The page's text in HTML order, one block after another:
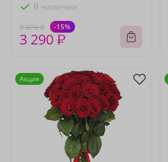
В наличии
3 870 ₽ -15%
3 290 ₽
Акция